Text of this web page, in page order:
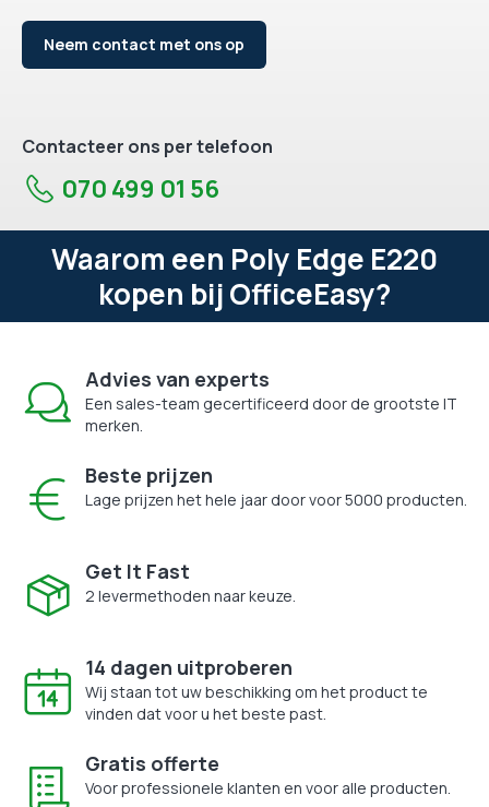
Neem contact met ons op
Contacteer ons per telefoon
070 499 01 56
Waarom een Poly Edge E220
kopen bij OfficeEasy?
Advies van experts
Een sales-team gecertificeerd door de grootste IT
merken.
Beste prijzen
Lage prijzen het hele jaar door voor 5000 producten.
Get It Fast
2 levermethoden naar keuze.
14 dagen uitproberen
Wij staan tot uw beschikking om het product te
vinden dat voor u het beste past.
Gratis offerte
Voor professionele klanten en voor alle producten.